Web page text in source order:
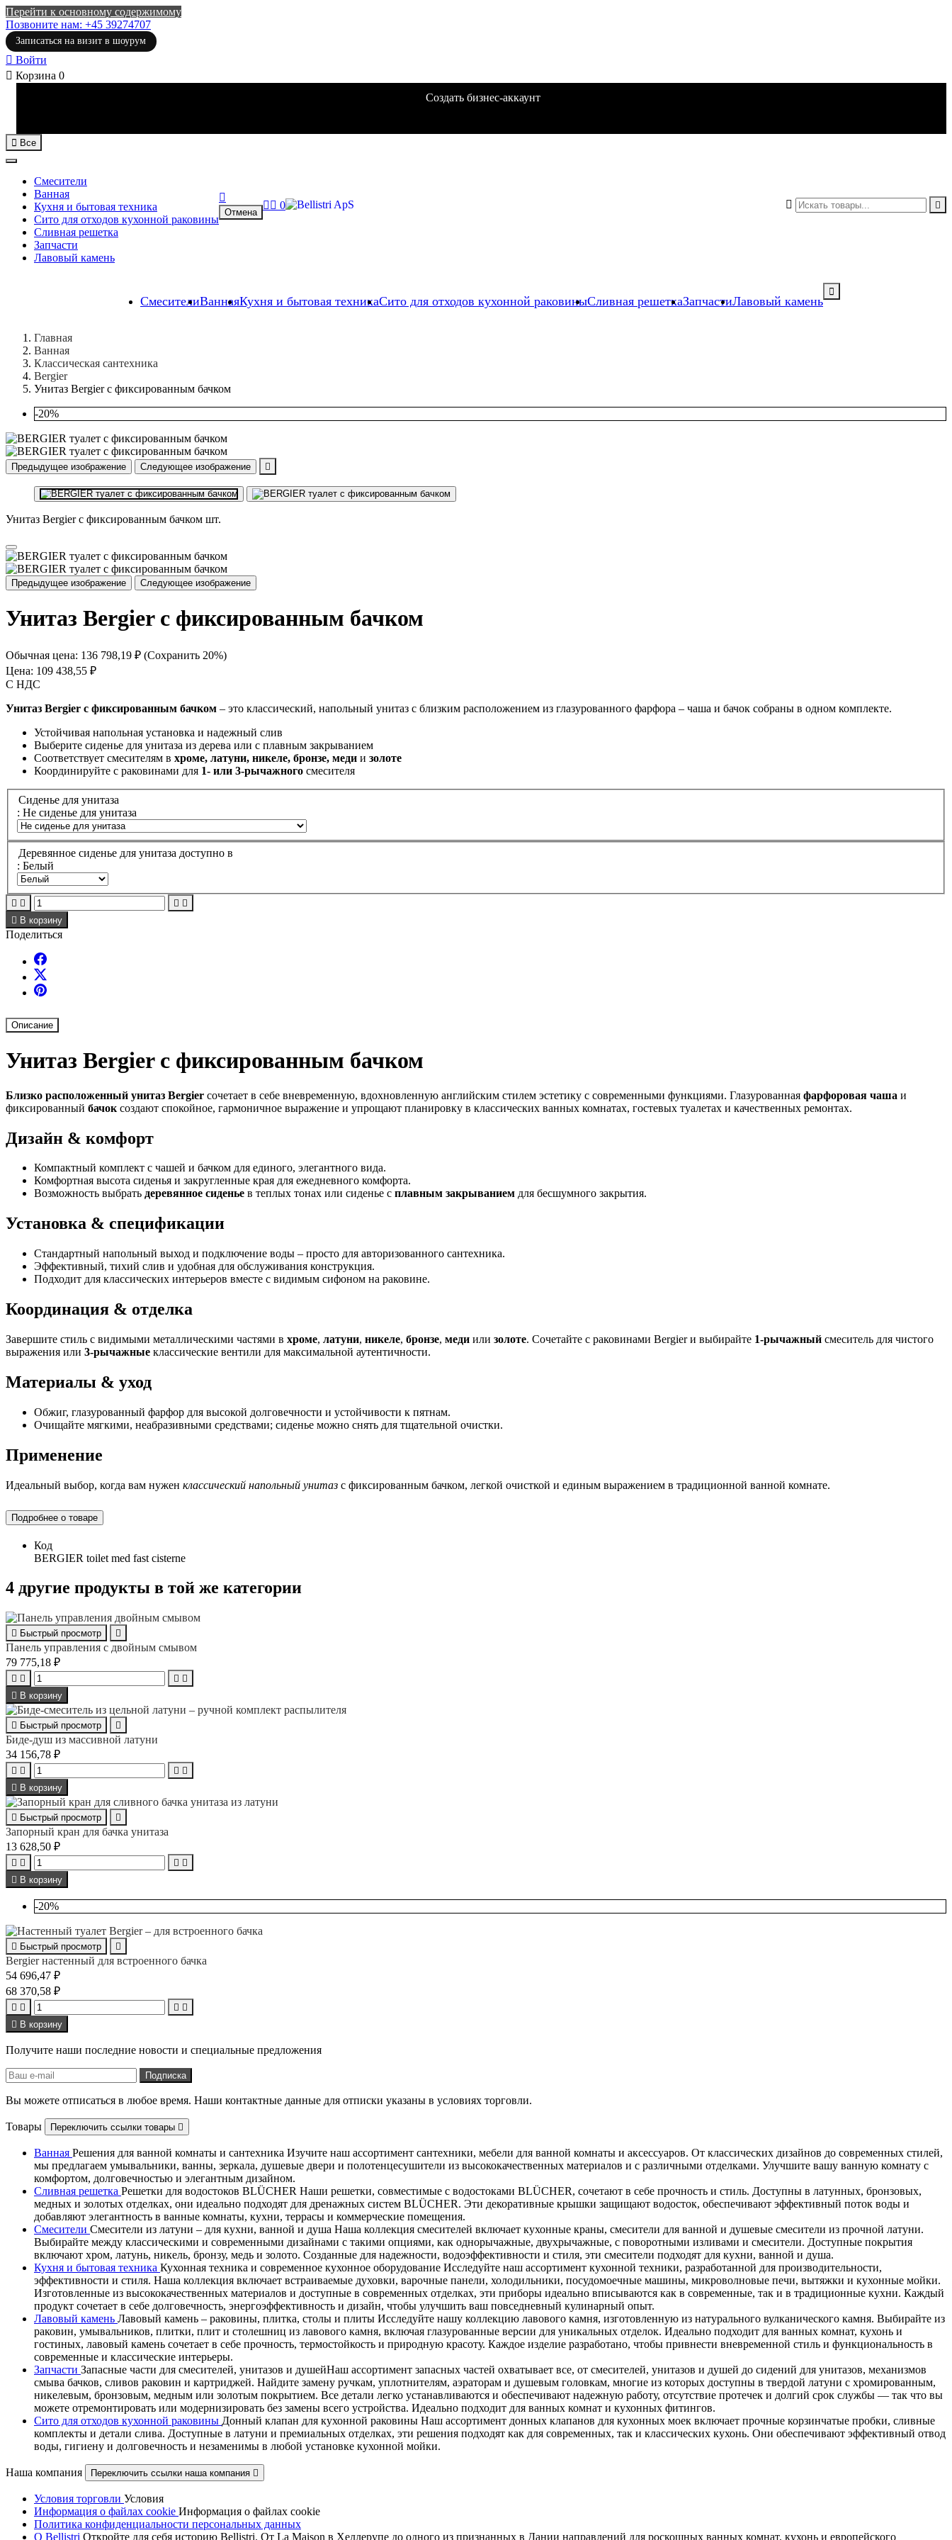
Перейти к основному содержимому
Позвоните нам: +45 39274707
Записаться на визит в шоурум
 Войти
 Корзина 0
Создать бизнес-аккаунт
СмесителиВаннаяКухня и бытовая техникаСито для отходов кухонной раковиныСливная решеткаЗапчастиЛавовый камень

 Все
Смесители
Ванная
Кухня и бытовая техника
Сито для отходов кухонной раковины
Сливная решетка
Запчасти
Лавовый камень
 

Отмена
  0
Главная
Ванная
Классическая сантехника
Bergier
Унитаз Bergier с фиксированным бачком
-20%
Предыдущее изображение Следующее изображение 
Унитаз Bergier с фиксированным бачком шт.
Предыдущее изображение Следующее изображение
Унитаз Bergier с фиксированным бачком
Обычная цена: 136 798,19 ₽ (Сохранить 20%)
Цена: 109 438,55 ₽
С НДС
Унитаз Bergier с фиксированным бачком – это классический, напольный унитаз с близким расположением из глазурованного фарфора – чаша и бачок собраны в одном комплекте.
Устойчивая напольная установка и надежный слив
Выберите сиденье для унитаза из дерева или с плавным закрыванием
Соответствует смесителям в хроме, латуни, никеле, бронзе, меди и золоте
Координируйте с раковинами для 1- или 3-рычажного смесителя
Сиденье для унитаза
: Не сиденье для унитаза
Деревянное сиденье для унитаза доступно в
: Белый
   
 В корзину
Поделиться
Описание
Унитаз Bergier с фиксированным бачком
Близко расположенный унитаз Bergier сочетает в себе вневременную, вдохновленную английским стилем эстетику с современными функциями. Глазурованная фарфоровая чаша и
фиксированный бачок создают спокойное, гармоничное выражение и упрощают планировку в классических ванных комнатах, гостевых туалетах и качественных ремонтах.
Дизайн & комфорт
Компактный комплект с чашей и бачком для единого, элегантного вида.
Комфортная высота сиденья и закругленные края для ежедневного комфорта.
Возможность выбрать деревянное сиденье в теплых тонах или сиденье с плавным закрыванием для бесшумного закрытия.
Установка & спецификации
Стандартный напольный выход и подключение воды – просто для авторизованного сантехника.
Эффективный, тихий слив и удобная для обслуживания конструкция.
Подходит для классических интерьеров вместе с видимым сифоном на раковине.
Координация & отделка
Завершите стиль с видимыми металлическими частями в хроме, латуни, никеле, бронзе, меди или золоте. Сочетайте с раковинами Bergier и выбирайте 1-рычажный смеситель для чистого
выражения или 3-рычажные классические вентили для максимальной аутентичности.
Материалы & уход
Обжиг, глазурованный фарфор для высокой долговечности и устойчивости к пятнам.
Очищайте мягкими, неабразивными средствами; сиденье можно снять для тщательной очистки.
Применение
Идеальный выбор, когда вам нужен классический напольный унитаз с фиксированным бачком, легкой очисткой и единым выражением в традиционной ванной комнате.
Подробнее о товаре
Код
BERGIER toilet med fast cisterne
4 другие продукты в той же категории
 Быстрый просмотр 
Панель управления с двойным смывом
79 775,18 ₽
   
 В корзину
 Быстрый просмотр 
Биде-душ из массивной латуни
34 156,78 ₽
   
 В корзину
 Быстрый просмотр 
Запорный кран для бачка унитаза
13 628,50 ₽
   
 В корзину
-20%
 Быстрый просмотр 
Bergier настенный для встроенного бачка
54 696,47 ₽
68 370,58 ₽
   
 В корзину
Получите наши последние новости и специальные предложения
Вы можете отписаться в любое время. Наши контактные данные для отписки указаны в условиях торговли.
Товары Переключить ссылки товары 
Ванная Решения для ванной комнаты и сантехника Изучите наш ассортимент сантехники, мебели для ванной комнаты и аксессуаров. От классических дизайнов до современных стилей,
мы предлагаем умывальники, ванны, зеркала, душевые двери и полотенцесушители из высококачественных материалов и с различными отделками. Улучшите вашу ванную комнату с
комфортом, долговечностью и элегантным дизайном.
Сливная решетка Решетки для водостоков BLÜCHER Наши решетки, совместимые с водостоками BLÜCHER, сочетают в себе прочность и стиль. Доступны в латунных, бронзовых,
медных и золотых отделках, они идеально подходят для дренажных систем BLÜCHER. Эти декоративные крышки защищают водосток, обеспечивают эффективный поток воды и
добавляют элегантность в ванные комнаты, кухни, террасы и коммерческие помещения.
Смесители Смесители из латуни – для кухни, ванной и душа Наша коллекция смесителей включает кухонные краны, смесители для ванной и душевые смесители из прочной латуни.
Выбирайте между классическими и современными дизайнами с такими опциями, как однорычажные, двухрычажные, с поворотными изливами и смесители. Доступные покрытия
включают хром, латунь, никель, бронзу, медь и золото. Созданные для надежности, водоэффективности и стиля, эти смесители подходят для кухни, ванной и душа.
Кухня и бытовая техника Кухонная техника и современное кухонное оборудование Исследуйте наш ассортимент кухонной техники, разработанной для производительности,
эффективности и стиля. Наша коллекция включает встраиваемые духовки, варочные панели, холодильники, посудомоечные машины, микроволновые печи, вытяжки и кухонные мойки.
Изготовленные из высококачественных материалов и доступные в современных отделках, эти приборы идеально вписываются как в современные, так и в традиционные кухни. Каждый
продукт сочетает в себе долговечность, энергоэффективность и дизайн, чтобы улучшить ваш повседневный кулинарный опыт.
Лавовый камень Лавовый камень – раковины, плитка, столы и плиты Исследуйте нашу коллекцию лавового камня, изготовленную из натурального вулканического камня. Выбирайте из
раковин, умывальников, плитки, плит и столешниц из лавового камня, включая глазурованные версии для уникальных отделок. Идеально подходит для ванных комнат, кухонь и
гостиных, лавовый камень сочетает в себе прочность, термостойкость и природную красоту. Каждое изделие разработано, чтобы привнести вневременной стиль и функциональность в
современные и классические интерьеры.
Запчасти Запасные части для смесителей, унитазов и душейНаш ассортимент запасных частей охватывает все, от смесителей, унитазов и душей до сидений для унитазов, механизмов
смыва бачков, сливов раковин и картриджей. Найдите замену ручкам, уплотнителям, аэраторам и душевым головкам, многие из которых доступны в твердой латуни с хромированным,
никелевым, бронзовым, медным или золотым покрытием. Все детали легко устанавливаются и обеспечивают надежную работу, отсутствие протечек и долгий срок службы — так что вы
можете отремонтировать или модернизировать без замены всего устройства. Идеально подходит для ванных комнат и кухонных фитингов.
Сито для отходов кухонной раковины Донный клапан для кухонной раковины Наш ассортимент донных клапанов для кухонных моек включает прочные корзинчатые пробки, сливные
комплекты и детали слива. Доступные в латуни и премиальных отделках, эти решения подходят как для современных, так и классических кухонь. Они обеспечивают эффективный отвод
воды, гигиену и долговечность и незаменимы в любой установке кухонной мойки.
Наша компания Переключить ссылки наша компания 
Условия торговли Условия
Информация о файлах cookie Информация о файлах cookie
Политика конфиденциальности персональных данных
О Bellistri Откройте для себя историю Bellistri. От La Maison в Хеллерупе до одного из признанных в Дании направлений для роскошных ванных комнат, кухонь и европейского